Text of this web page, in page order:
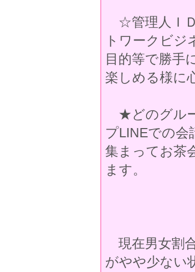
☆管理人ＩＤ
トワークビジ
目的等で勝手
楽しめる様に
★どのグル
プLINEでの会
集まってお茶
ます。
現在男女割
がやや少ない